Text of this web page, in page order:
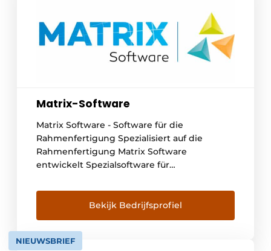
Matrix-Software
Matrix Software - Software für die
Rahmenfertigung Spezialisiert auf die
Rahmenfertigung Matrix Software
entwickelt Spezialsoftware für
Fensterfertigung. Seit 1983 unterstützen wir
Hersteller dabei, ihre Prozesse effizienter zu
gestalten, von der Kalkulation und
Angebotserstellung über die
Arbeitsvorbereitung bis hin zur Produktion.
Bekijk Bedrijfsprofiel
NIEUWSBRIEF